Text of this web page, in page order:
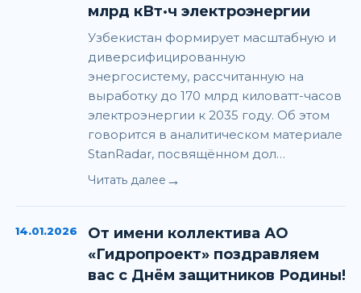
млрд кВт·ч электроэнергии
Узбекистан формирует масштабную и
диверсифицированную
энергосистему, рассчитанную на
выработку до 170 млрд киловатт-часов
электроэнергии к 2035 году. Об этом
говорится в аналитическом материале
StanRadar, посвящённом дол…
Читать далее →
14.01.2026
От имени коллектива АО
«Гидропроект» поздравляем
вас с Днём защитников Родины!